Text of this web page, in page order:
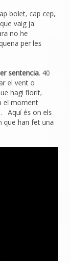
bolet, cap cep,
vaig ja
no he
per les
sentencia. 40
el vent o
hagi florit,
el moment
Aquí és on els
que han fet una